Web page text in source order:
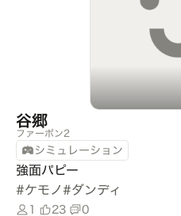
谷郷
ファーポン2
シミュレーション
強面パピー
#ケモノ#ダンディ
1 23 0